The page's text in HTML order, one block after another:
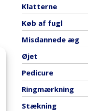
Klatterne
Køb af fugl
Misdannede æg
Øjet
Pedicure
Ringmærkning
Stækning